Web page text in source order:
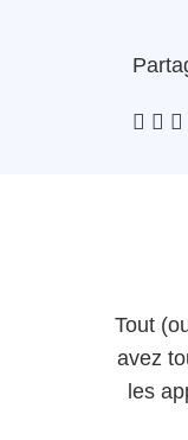
Tout
avez
les